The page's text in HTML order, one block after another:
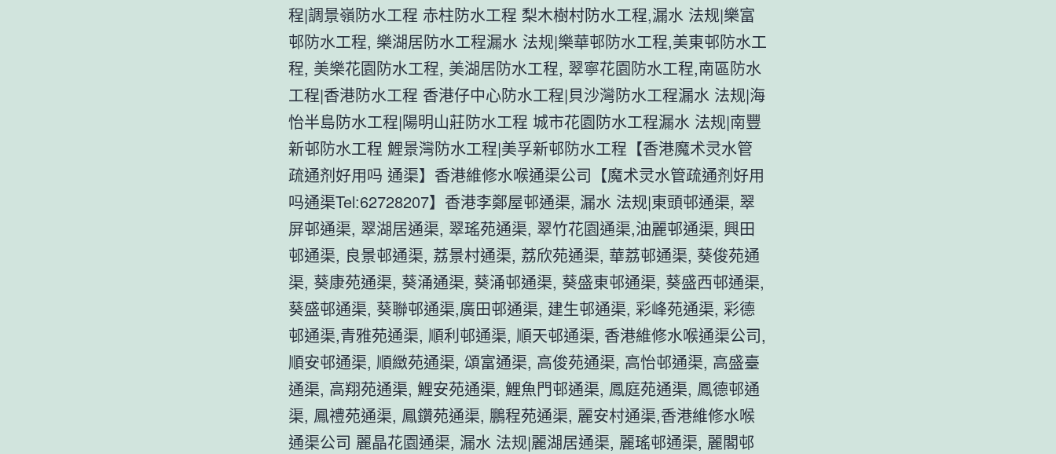
程|調景嶺防水工程 赤柱防水工程 梨木樹村防水工程,漏水 法规|樂富
邨防水工程, 樂湖居防水工程漏水 法规|樂華邨防水工程,美東邨防水工
程, 美樂花園防水工程, 美湖居防水工程, 翠寧花園防水工程,南區防水
工程|香港防水工程 香港仔中心防水工程|貝沙灣防水工程漏水 法规|海
怡半島防水工程|陽明山莊防水工程 城市花園防水工程漏水 法规|南豐
新邨防水工程 鯉景灣防水工程|美孚新邨防水工程【香港魔术灵水管
疏通剂好用吗 通渠】香港維修水喉通渠公司【魔术灵水管疏通剂好用
吗通渠Tel:62728207】香港李鄭屋邨通渠, 漏水 法规|東頭邨通渠, 翠
屏邨通渠, 翠湖居通渠, 翠瑤苑通渠, 翠竹花園通渠,油麗邨通渠, 興田
邨通渠, 良景邨通渠, 荔景村通渠, 荔欣苑通渠, 華荔邨通渠, 葵俊苑通
渠, 葵康苑通渠, 葵涌通渠, 葵涌邨通渠, 葵盛東邨通渠, 葵盛西邨通渠,
葵盛邨通渠, 葵聯邨通渠,廣田邨通渠, 建生邨通渠, 彩峰苑通渠, 彩德
邨通渠,青雅苑通渠, 順利邨通渠, 順天邨通渠, 香港維修水喉通渠公司,
順安邨通渠, 順緻苑通渠, 頌富通渠, 高俊苑通渠, 高怡邨通渠, 高盛臺
通渠, 高翔苑通渠, 鯉安苑通渠, 鯉魚門邨通渠, 鳳庭苑通渠, 鳳德邨通
渠, 鳳禮苑通渠, 鳳鑽苑通渠, 鵬程苑通渠, 麗安村通渠,香港維修水喉
通渠公司 麗晶花園通渠, 漏水 法规|麗湖居通渠, 麗瑤邨通渠, 麗閣邨